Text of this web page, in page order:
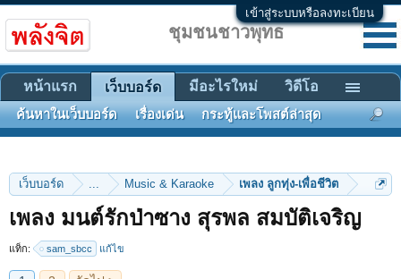
เข้าสู่ระบบหรือลงทะเบียน
เว็บบอร์ด ... Music & Karaoke เพลง ลูกทุ่ง-เพื่อชีวิต
เพลง มนต์รักป่าซาง สุรพล สมบัติเจริญ
แท็ก: sam_sbcc แก้ไข
ชุมชนชาวพุทธ
หน้าแรก เว็บบอร์ด
ค้นหาในเว็บบอร์ด เรื่องเด่น กระทู้และโพสต์ล่าสุด
มีอะไรใหม่ วิดีโอ